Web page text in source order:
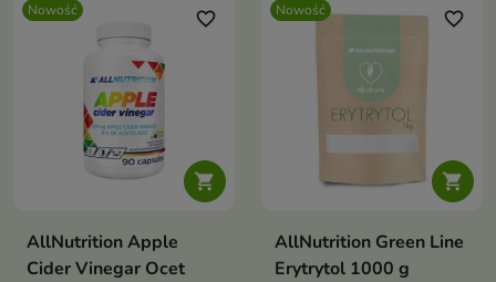
Nowość

favorite_border
AllNutrition Apple
Cider Vinegar Ocet
Nowość

favorite_border
AllNutrition Green Line
Erytrytol 1000 g